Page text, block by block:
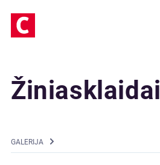
Žiniasklaidai
GALERIJA